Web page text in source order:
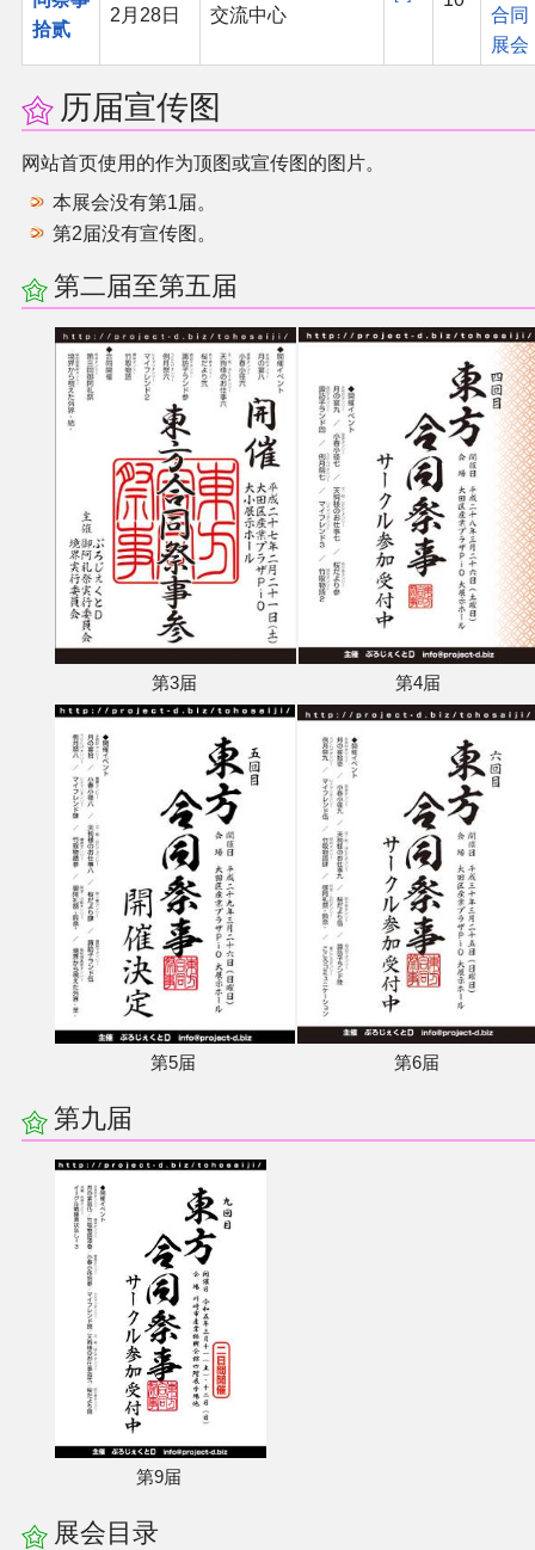
拾贰
2月28日 交流中心
合同
展会
历届宣传图
网站首页使用的作为顶图或宣传图的图片。
本展会没有第1届。
第2届没有宣传图。
第二届至第五届
第3届 第4届
第5届 第6届
第九届
第9届
展会目录